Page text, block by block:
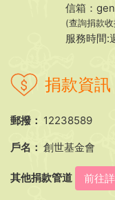
信箱：
(查詢捐款
服務時間:
捐款資訊
郵撥： 12238589
戶名： 創世基金會
其他捐款管道 前往